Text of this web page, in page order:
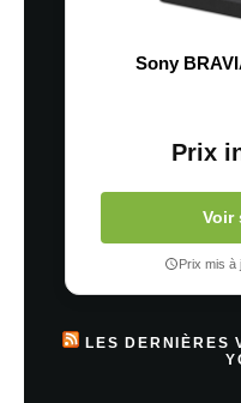
Sony
Prix
Voir
Prix mis à
LES DERNIÈRES